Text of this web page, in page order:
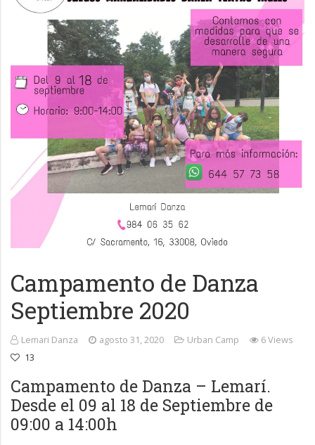
Campamento de Danza
Septiembre 2020
Lemari Danza agosto 31, 2020 Urban Camp
6 Views
13
Campamento de Danza – Lemarí.
Desde el 09 al 18 de Septiembre de
09:00 a 14:00h